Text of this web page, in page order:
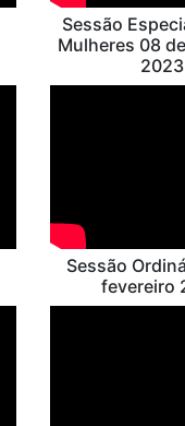
Sessão
Mulheres 08
2023
Sessão
fevereiro